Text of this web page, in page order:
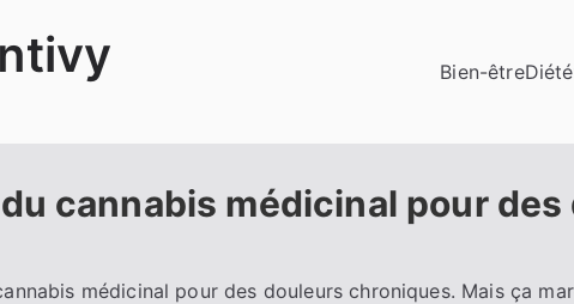
Bien-être
cannabis médicinal pour
médicinal pour des douleurs chroniques. Mais ça